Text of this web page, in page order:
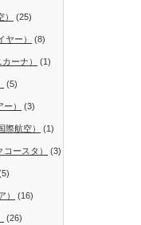
(25)
ヤー） (8)
ーナ） (1)
(5)
） (3)
際航空） (1)
ースタ） (3)
） (16)
(26)